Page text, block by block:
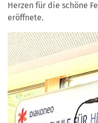
Herzen für die schöne
eröffnete.